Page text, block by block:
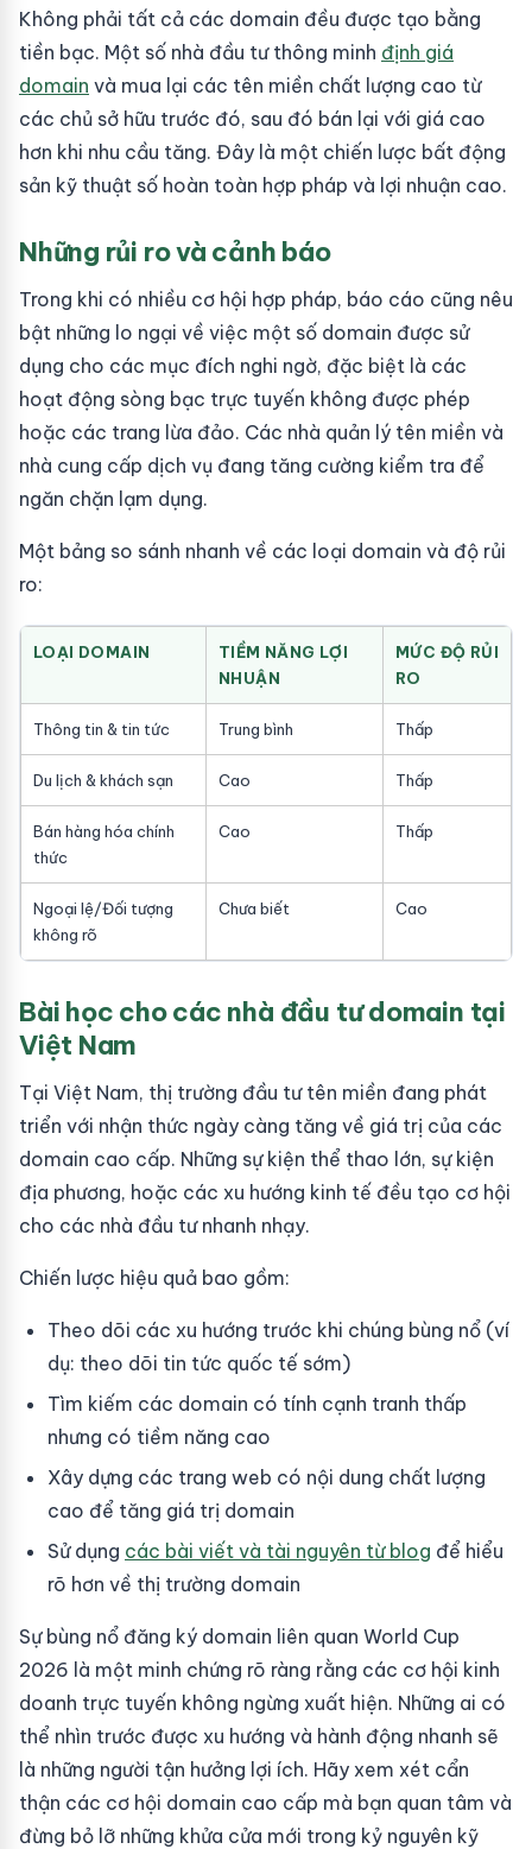
Không phải tất cả các domain đều được tạo bằng
tiền bạc. Một số nhà đầu tư thông minh định giá
domain và mua lại các tên miền chất lượng cao từ
các chủ sở hữu trước đó, sau đó bán lại với giá cao
hơn khi nhu cầu tăng. Đây là một chiến lược bất động
sản kỹ thuật số hoàn toàn hợp pháp và lợi nhuận cao.
Những rủi ro và cảnh báo
Trong khi có nhiều cơ hội hợp pháp, báo cáo cũng nêu
bật những lo ngại về việc một số domain được sử
dụng cho các mục đích nghi ngờ, đặc biệt là các
hoạt động sòng bạc trực tuyến không được phép
hoặc các trang lừa đảo. Các nhà quản lý tên miền và
nhà cung cấp dịch vụ đang tăng cường kiểm tra để
ngăn chặn lạm dụng.
Một bảng so sánh nhanh về các loại domain và độ rủi
ro:
LOẠI DOMAIN
TIỀM NĂNG LỢI
NHUẬN
MỨC ĐỘ RỦI
RO
Thông tin & tin tức Trung bình Thấp
Du lịch & khách sạn Cao Thấp
Bán hàng hóa chính
thức
Cao Thấp
Ngoại lệ/Đối tượng
không rõ
Chưa biết Cao
Bài học cho các nhà đầu tư domain tại
Việt Nam
Tại Việt Nam, thị trường đầu tư tên miền đang phát
triển với nhận thức ngày càng tăng về giá trị của các
domain cao cấp. Những sự kiện thể thao lớn, sự kiện
địa phương, hoặc các xu hướng kinh tế đều tạo cơ hội
cho các nhà đầu tư nhanh nhạy.
Chiến lược hiệu quả bao gồm:
Theo dõi các xu hướng trước khi chúng bùng nổ (ví
dụ: theo dõi tin tức quốc tế sớm)
Tìm kiếm các domain có tính cạnh tranh thấp
nhưng có tiềm năng cao
Xây dựng các trang web có nội dung chất lượng
cao để tăng giá trị domain
Sử dụng các bài viết và tài nguyên từ blog để hiểu
rõ hơn về thị trường domain
Sự bùng nổ đăng ký domain liên quan World Cup
2026 là một minh chứng rõ ràng rằng các cơ hội kinh
doanh trực tuyến không ngừng xuất hiện. Những ai có
thể nhìn trước được xu hướng và hành động nhanh sẽ
là những người tận hưởng lợi ích. Hãy xem xét cẩn
thận các cơ hội domain cao cấp mà bạn quan tâm và
đừng bỏ lỡ những khửa cửa mới trong kỷ nguyên kỹ